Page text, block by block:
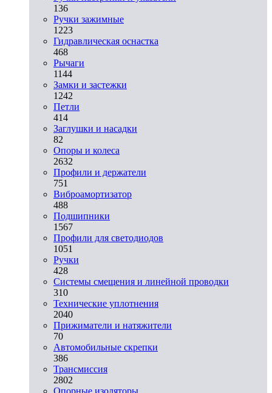
136
Ручки зажимные
1223
Гидравлическая оснастка
468
Рычаги
1144
Замки и застежки
1242
Петли
414
Заглушки и насадки
82
Опоры и колеса
2632
Профили и держатели
751
Виброамортизатор
488
Подшипники
1567
Профили для светодиодов
1051
Ручки
428
Системы смещения и линейной проводки
310
Технические уплотнения
2040
Прижиматели и натяжители
70
Автомобильные скрепки
386
Трансмиссия
2802
Опорные изоляторы